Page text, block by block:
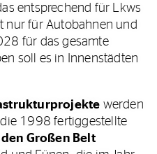
entsprechend für Lkws
nur für Autobahnen und
für das gesamte
soll es in Innenstädten
werden
1998 fertiggestellte
Großen Belt